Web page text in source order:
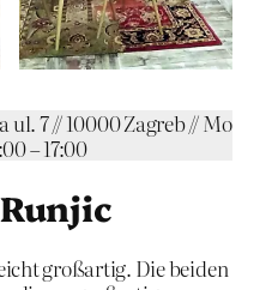
7 // 10000 Zagreb // Mo
– 17:00
großartig. Die beiden